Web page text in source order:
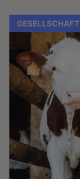
GESELLSCHAFT